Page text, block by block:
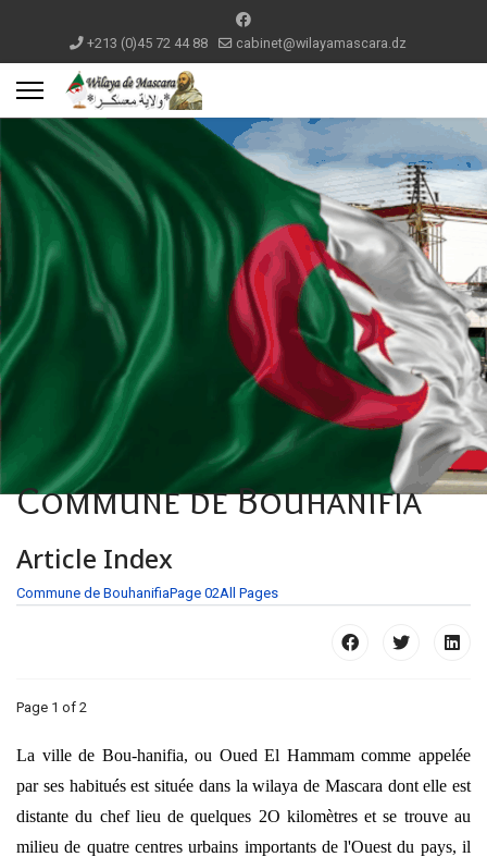
+213 (0)45 72 44 88 cabinet@wilayamascara.dz
Commune de Bouhanifia
Article Index
Commune de BouhanifiaPage 02All Pages
Page 1 of 2
La ville de Bou-hanifia, ou Oued El Hammam comme appelée
par ses habitués est située dans la wilaya de Mascara dont elle est
distante du chef lieu de quelques 2O kilomètres et se trouve au
milieu de quatre centres urbains importants de l'Ouest du pays, il